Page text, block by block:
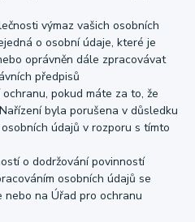
výmaz vašich osobních
o osobní údaje, které je
oprávněn dále zpracovávat
předpisů
pokud máte za to, že
byla porušena v důsledku
údajů v rozporu s tímto
o dodržování povinností
osobních údajů se
nebo na Úřad pro ochranu